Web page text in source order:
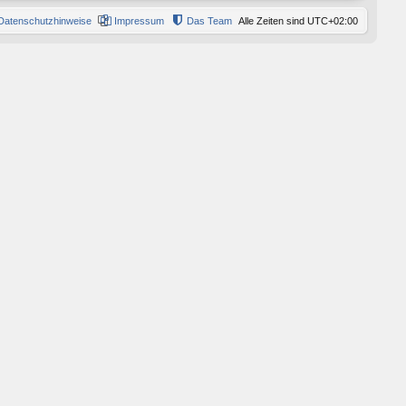
Alle Zeiten sind UTC+02:00
Das Team
Impressum